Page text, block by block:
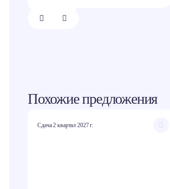
Похожие предложения
Сдача 2 квартал 2027 г.